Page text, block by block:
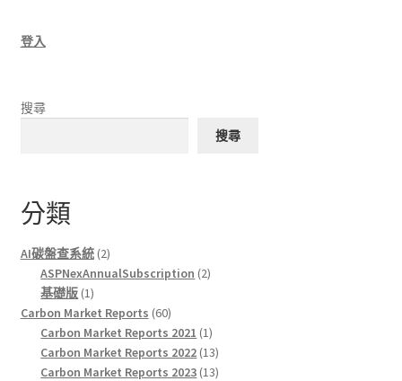
登入
搜尋
搜尋
分類
AI碳盤查系統 22
products
ASPNexAnnualSubscription 22
基礎版 11
product
Carbon Market Reports 6060
products
Carbon Market Reports 2021 11
product
Carbon Market Reports 2022 1313
products
Carbon Market Reports 2023 1313